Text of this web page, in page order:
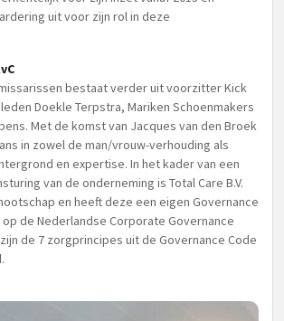
uit voor zijn rol in deze
bestaat verder uit voorzitter Kick
Doekle Terpstra, Mariken Schoenmakers
Met de komst van Jacques van den Broek
in zowel de man/vrouw-verhouding als
en expertise. In het kader van een
van de onderneming is Total Care B.V.
en heeft deze een eigen Governance
de Nederlandse Corporate Governance
de 7 zorgprincipes uit de Governance Code